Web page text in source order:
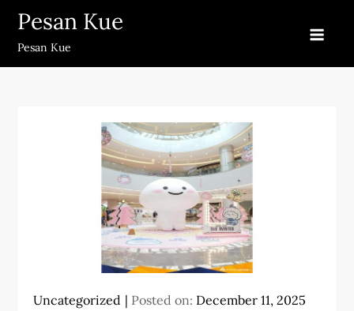
Skip
content
Pesan Kue
Pesan Kue
Uncategorized Posted on: December 11, 2025